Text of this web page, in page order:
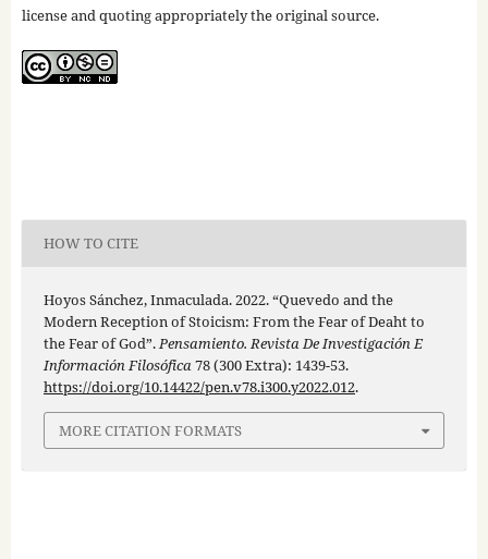
license and quoting appropriately the original source.
HOW TO CITE
Hoyos Sánchez, Inmaculada. 2022. “Quevedo and the
Modern Reception of Stoicism: From the Fear of Deaht to
the Fear of God”.Pensamiento. Revista De Investigación E
Información Filosófica78 (300 Extra): 1439-53.
https://doi.org/10.14422/pen.v78.i300.y2022.012.
MORE CITATION FORMATS